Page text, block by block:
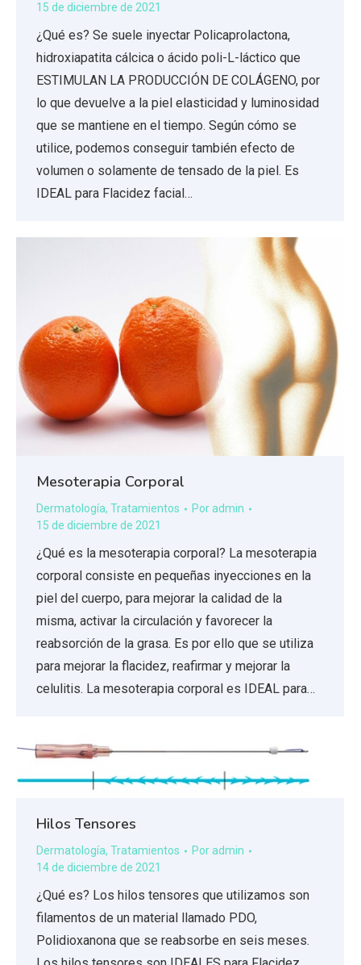
15 de diciembre de 2021
¿Qué es? Se suele inyectar Policaprolactona,
hidroxiapatita cálcica o ácido poli-L-láctico que
ESTIMULAN LA PRODUCCIÓN DE COLÁGENO, por
lo que devuelve a la piel elasticidad y luminosidad
que se mantiene en el tiempo. Según cómo se
utilice, podemos conseguir también efecto de
volumen o solamente de tensado de la piel. Es
IDEAL para Flacidez facial…
Mesoterapia Corporal
Dermatología, Tratamientos Poradmin
15 de diciembre de 2021
¿Qué es la mesoterapia corporal? La mesoterapia
corporal consiste en pequeñas inyecciones en la
piel del cuerpo, para mejorar la calidad de la
misma, activar la circulación y favorecer la
reabsorción de la grasa. Es por ello que se utiliza
para mejorar la flacidez, reafirmar y mejorar la
celulitis. La mesoterapia corporal es IDEAL para…
Hilos Tensores
Dermatología, Tratamientos Poradmin
14 de diciembre de 2021
¿Qué es? Los hilos tensores que utilizamos son
filamentos de un material llamado PDO,
Polidioxanona que se reabsorbe en seis meses.